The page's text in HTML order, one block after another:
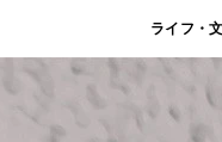
ライフ・